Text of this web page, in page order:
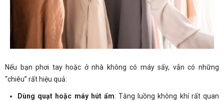
Nếu bạn phơi tay hoặc ở nhà không có máy sấy, vẫn có những
“chiêu” rất hiệu quả:
Dùng quạt hoặc máy hút ẩm: Tăng luồng không khí rất quan